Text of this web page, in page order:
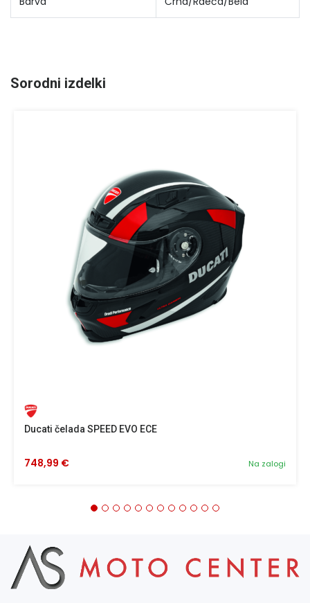
Sorodni izdelki
Ducati čelada SPEED EVO ECE
Na zalogi
748,99 €